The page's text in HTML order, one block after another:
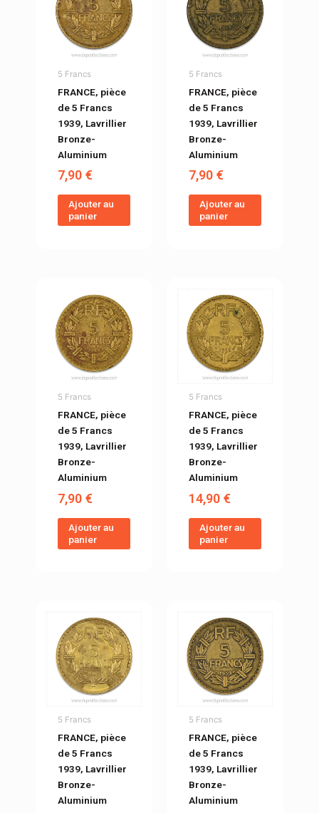
5 Francs
FRANCE, pièce
de 5 Francs
1939, Lavrillier
Bronze-
Aluminium
7,90€
Ajouter au
panier
5 Francs
FRANCE, pièce
de 5 Francs
1939, Lavrillier
Bronze-
Aluminium
7,90€
Ajouter au
panier
5 Francs
FRANCE, pièce
de 5 Francs
1939, Lavrillier
Bronze-
Aluminium
7,90€
Ajouter au
panier
5 Francs
FRANCE, pièce
de 5 Francs
1939, Lavrillier
Bronze-
Aluminium
14,90€
Ajouter au
panier
5 Francs
FRANCE, pièce
de 5 Francs
1939, Lavrillier
Bronze-
Aluminium
5 Francs
FRANCE, pièce
de 5 Francs
1939, Lavrillier
Bronze-
Aluminium